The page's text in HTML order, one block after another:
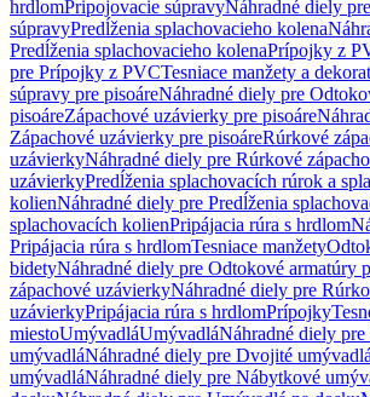
hrdlomPripojovacie súpravyNáhradné diely
súpravyPredĺženia splachovacieho kolena
Predĺženia splachovacieho kolenaPrípojky z
pre Prípojky z PVCTesniace manžety a
súpravy pre pisoáreNáhradné diely pre
pisoáreZápachové uzávierky pre pisoáre
Zápachové uzávierky pre pisoáreRúrkové
uzávierkyNáhradné diely pre Rúrkové
uzávierkyPredĺženia splachovacích rúrok a
kolienNáhradné diely pre Predĺženia
splachovacích kolienPripájacia rúra s hrdlom
Pripájacia rúra s hrdlomTesniace manžety
bidetyNáhradné diely pre Odtokové armatúry
zápachové uzávierkyNáhradné diely pre
uzávierkyPripájacia rúra s hrdlomPrípojky
miestoUmývadláUmývadláNáhradné diely
umývadláNáhradné diely pre Dvojité umývadlá
umývadláNáhradné diely pre Nábytkové